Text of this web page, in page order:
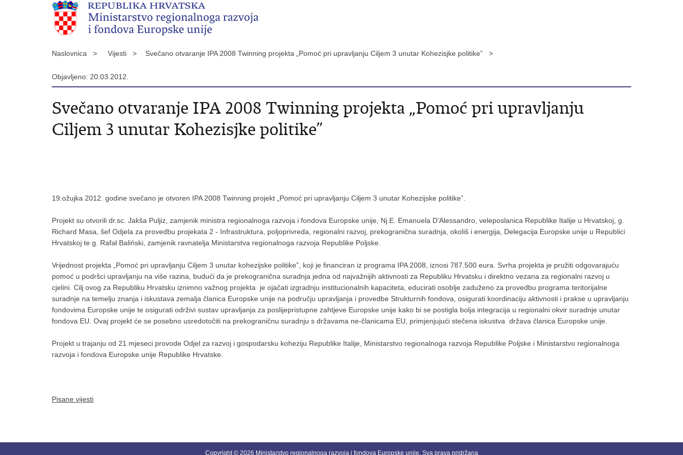
Naslovnica > Vijesti > Svečano otvaranje IPA 2008 Twinning projekta „Pomoć pri upravljanju Ciljem 3 unutar Kohezisjke politike” >
Objavljeno: 20.03.2012.
Svečano otvaranje IPA 2008 Twinning projekta „Pomoć pri upravljanju
Ciljem 3 unutar Kohezisjke politike”
19.ožujka 2012. godine svečano je otvoren IPA 2008 Twinning projekt „Pomoć pri upravljanju Ciljem 3 unutar Kohezijske politike”.
Projekt su otvorili dr.sc. Jakša Puljiz, zamjenik ministra regionalnoga razvoja i fondova Europske unije, Nj.E. Emanuela D’Alessandro, veleposlanica Republike Italije u Hrvatskoj, g.
Richard Masa, šef Odjela za provedbu projekata 2 - Infrastruktura, poljoprivreda, regionalni razvoj, prekogranična suradnja, okoliš i energija, Delegacija Europske unije u Republici
Hrvatskoj te g. Rafał Baliński, zamjenik ravnatelja Ministarstva regionalnoga razvoja Republike Poljske.
Vrijednost projekta „Pomoć pri upravljanju Ciljem 3 unutar kohezijske politike”, koji je financiran iz programa IPA 2008, iznosi 787.500 eura. Svrha projekta je pružiti odgovarajuću
pomoć u podršci upravljanju na više razina, budući da je prekogranična suradnja jedna od najvažnijih aktivnosti za Republiku Hrvatsku i direktno vezana za regionalni razvoj u
cjelini. Cilj ovog za Republiku Hrvatsku iznimno važnog projekta je ojačati izgradnju institucionalnih kapaciteta, educirati osoblje zaduženo za provedbu programa teritorijalne
suradnje na temelju znanja i iskustava zemalja članica Europske unije na području upravljanja i provedbe Strukturnih fondova, osigurati koordinaciju aktivnosti i prakse u upravljanju
fondovima Europske unije te osigurati održivi sustav upravljanja za poslijepristupne zahtjeve Europske unije kako bi se postigla bolja integracija u regionalni okvir suradnje unutar
fondova EU. Ovaj projekt će se posebno usredotočiti na prekograničnu suradnju s državama ne-članicama EU, primjenjujući stečena iskustva država članica Europske unije.
Projekt u trajanju od 21 mjeseci provode Odjel za razvoj i gospodarsku koheziju Republike Italije, Ministarstvo regionalnoga razvoja Republike Poljske i Ministarstvo regionalnoga
razvoja i fondova Europske unije Republike Hrvatske.
Pisane vijesti
Copyright © 2026 Ministarstvo regionalnoga razvoja i fondova Europske unije. Sva prava pridržana